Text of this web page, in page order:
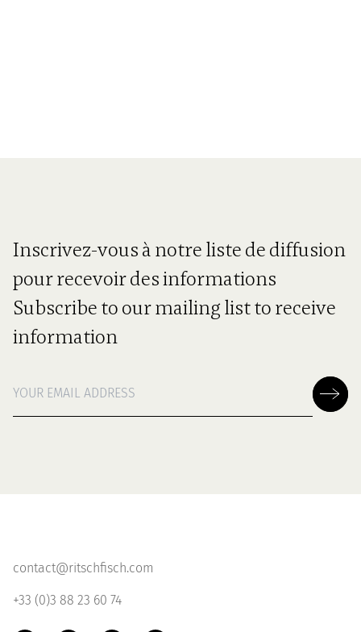
Inscrivez-vous à notre liste de diffusion
pour recevoir des informations
Subscribe to our mailing list to receive
information
contact@ritschfisch.com
+33 (0)3 88 23 60 74